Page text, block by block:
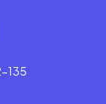
135